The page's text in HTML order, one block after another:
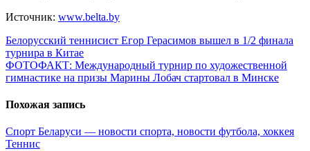
Источник: www.belta.by
Навигация
по
записям
Белорусский теннисист Егор Герасимов вышел в 1/2 финала
турнира в Китае
ФОТОФАКТ: Международный турнир по художественной
гимнастике на призы Марины Лобач стартовал в Минске
Похожая запись
Спорт Беларуси — новости спорта, новости футбола, хоккея
Теннис